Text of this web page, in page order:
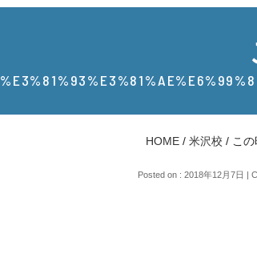
HOME / 米沢校 / こ
Posted on : 2018年12月7日 |